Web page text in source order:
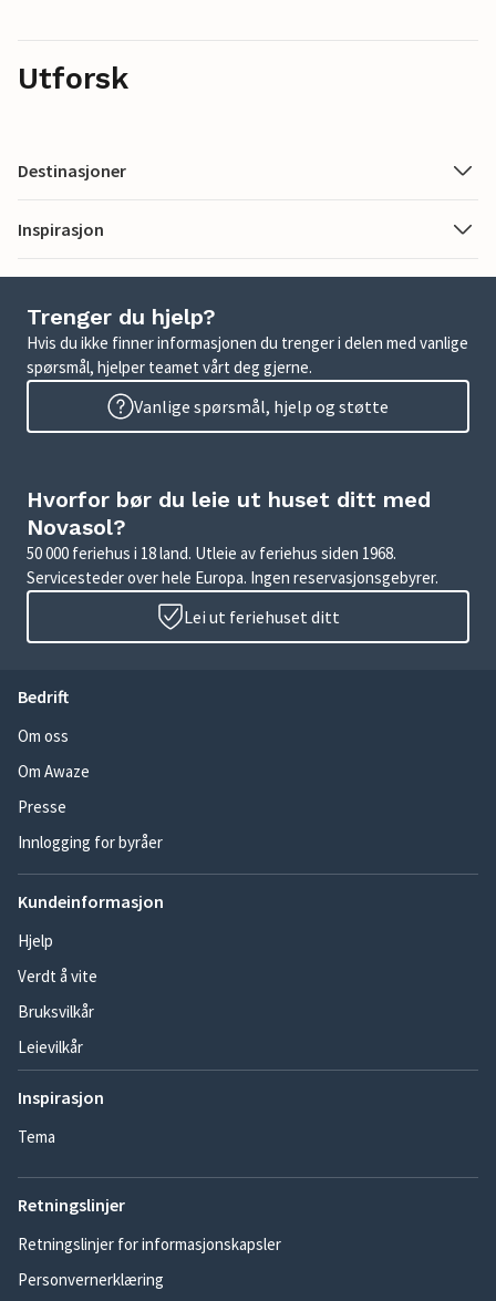
Utforsk
Destinasjoner
Inspirasjon
Trenger du hjelp?
Hvis du ikke finner informasjonen du trenger i delen med vanlige
spørsmål, hjelper teamet vårt deg gjerne.
Vanlige spørsmål, hjelp og støtte
Hvorfor bør du leie ut huset ditt med
Novasol?
50 000 feriehus i 18 land. Utleie av feriehus siden 1968.
Servicesteder over hele Europa. Ingen reservasjonsgebyrer.
Lei ut feriehuset ditt
Bedrift
Om oss
Om Awaze
Presse
Innlogging for byråer
Kundeinformasjon
Hjelp
Verdt å vite
Bruksvilkår
Leievilkår
Inspirasjon
Tema
Retningslinjer
Retningslinjer for informasjonskapsler
Personvernerklæring